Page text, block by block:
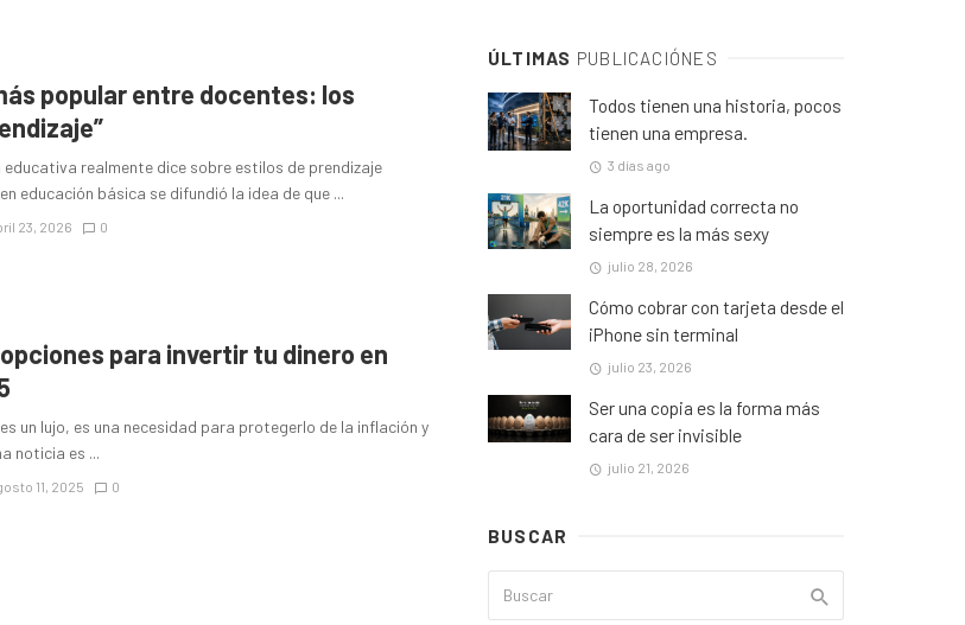
popular entre docentes: los
realmente dice sobre estilos de prendizaje
educación básica se difundió la idea de que ...
23, 2026 0
para invertir tu dinero en
un lujo, es una necesidad para protegerlo de la inflación y
noticia es ...
11, 2025 0
ÚLTIMAS PUBLICACIÓNES
Todos tienen una historia, pocos
tienen una empresa.
3 días ago
La oportunidad correcta no
siempre es la más sexy
julio 28, 2026
Cómo cobrar con tarjeta desde el
iPhone sin terminal
julio 23, 2026
Ser una copia es la forma más
cara de ser invisible
julio 21, 2026
BUSCAR